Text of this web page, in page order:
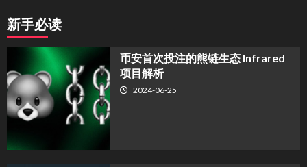
新手必读
币安首次投注的熊链生态 Infrared
项目解析
2024-06-25